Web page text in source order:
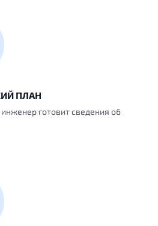
ПЛАН
готовит сведения об